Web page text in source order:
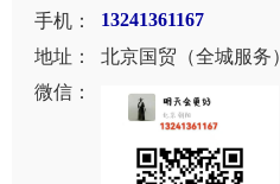
手机：
13241361167
地址：
北京国贸（全城服务）
微信：